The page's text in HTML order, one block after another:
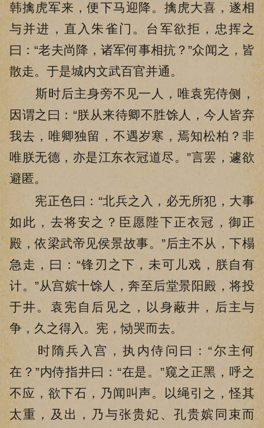
韩擒虎军来，便下马迎降。擒虎大喜，遂相
与并进，直入朱雀门。台军欲拒，忠挥之
曰：“老夫尚降，诸军何事相抗？”众闻之，皆
散走。于是城内文武百官并通。
斯时后主身旁不见一人，唯袁宪侍侧，
因谓之曰：“朕从来待卿不胜馀人，今人皆弃
我去，唯卿独留，不遇岁寒，焉知松柏？非
唯朕无德，亦是江东衣冠道尽。”言罢，遽欲
避匿。
宪正色曰：“北兵之入，必无所犯，大事
如此，去将安之？臣愿陛下正衣冠，御正
殿，依梁武帝见侯景故事。”后主不从，下榻
急走，曰：“锋刃之下，未可儿戏，朕自有
计。”从宫嫔十馀人，奔至后堂景阳殿，将投
于井。袁宪自后见之，以身蔽井，后主与
争，久之得入。宪，恸哭而去。
时隋兵入宫，执内侍问曰：“尔主何
在？”内侍指井曰：“在是。”窥之正黑，呼之
不应，欲下石，乃闻叫声。以绳引之，怪其
太重，及出，乃与张贵妃、孔贵嫔同束而